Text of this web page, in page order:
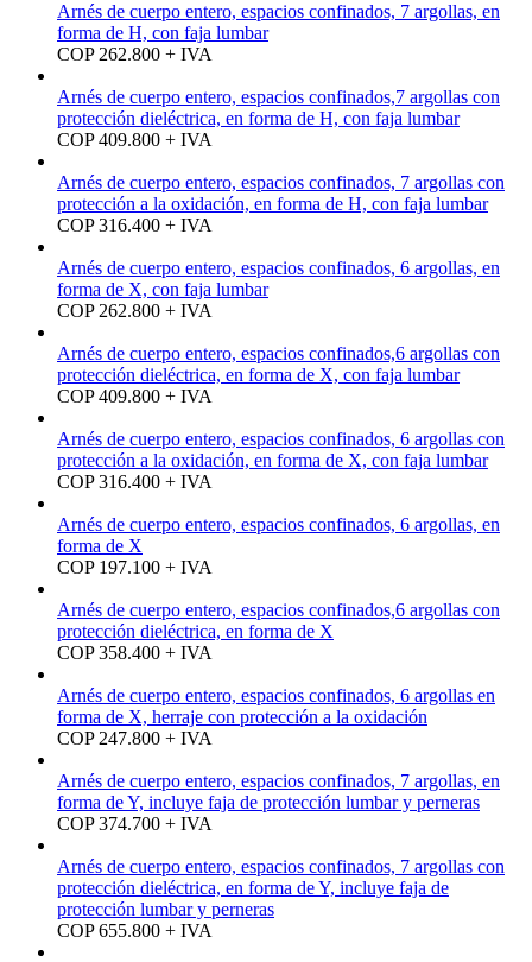
Arnés de cuerpo entero, espacios confinados, 7 argollas, en
forma de H, con faja lumbar
COP 262.800 + IVA
Arnés de cuerpo entero, espacios confinados,7 argollas con
protección dieléctrica, en forma de H, con faja lumbar
COP 409.800 + IVA
Arnés de cuerpo entero, espacios confinados, 7 argollas con
protección a la oxidación, en forma de H, con faja lumbar
COP 316.400 + IVA
Arnés de cuerpo entero, espacios confinados, 6 argollas, en
forma de X, con faja lumbar
COP 262.800 + IVA
Arnés de cuerpo entero, espacios confinados,6 argollas con
protección dieléctrica, en forma de X, con faja lumbar
COP 409.800 + IVA
Arnés de cuerpo entero, espacios confinados, 6 argollas con
protección a la oxidación, en forma de X, con faja lumbar
COP 316.400 + IVA
Arnés de cuerpo entero, espacios confinados, 6 argollas, en
forma de X
COP 197.100 + IVA
Arnés de cuerpo entero, espacios confinados,6 argollas con
protección dieléctrica, en forma de X
COP 358.400 + IVA
Arnés de cuerpo entero, espacios confinados, 6 argollas en
forma de X, herraje con protección a la oxidación
COP 247.800 + IVA
Arnés de cuerpo entero, espacios confinados, 7 argollas, en
forma de Y, incluye faja de protección lumbar y perneras
COP 374.700 + IVA
Arnés de cuerpo entero, espacios confinados, 7 argollas con
protección dieléctrica, en forma de Y, incluye faja de
protección lumbar y perneras
COP 655.800 + IVA